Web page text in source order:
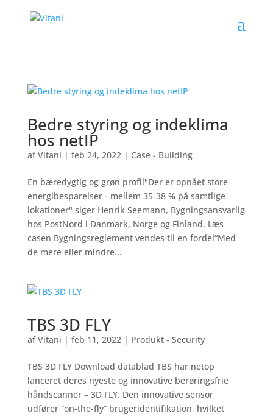
Bedre styring og indeklima
hos netIP
afVitani | feb 24, 2022| Case - Building
En bæredygtig og grøn profil"Der er opnået store
energibesparelser - mellem 35-38 % på samtlige
lokationer" siger Henrik Seemann, Bygningsansvarlig
hos PostNord i Danmark, Norge og Finland. Læs
casen Bygningsreglement vendes til en fordel“Med
de mere eller mindre...
TBS 3D FLY
afVitani | feb 11, 2022| Produkt - Security
TBS 3D FLY Download datablad TBS har netop
lanceret deres nyeste og innovative berøringsfrie
håndscanner – 3D FLY. Den innovative sensor
udfører “on-the-fly” brugeridentifikation, hvilket